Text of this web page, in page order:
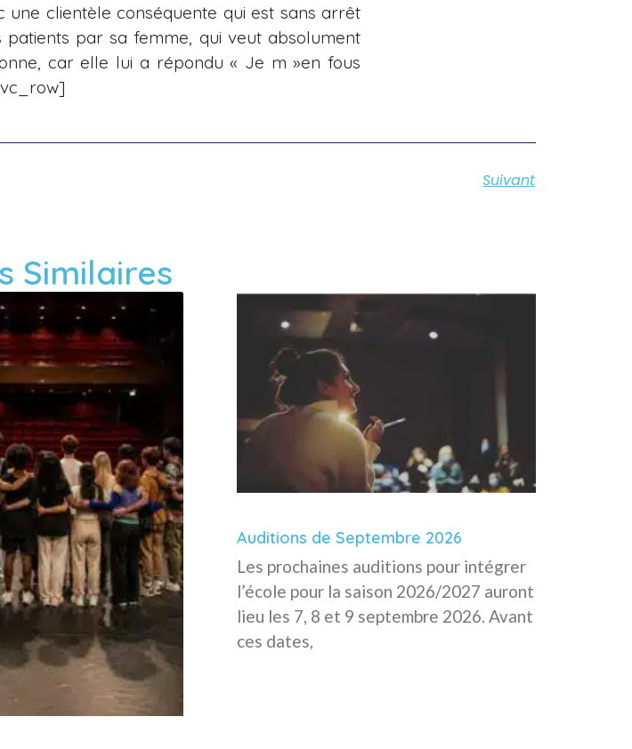
une clientèle conséquente qui est sans arrêt
par sa femme, qui veut absolument
car elle lui a répondu « Je m »en fous
Suivant
Similaires
Auditions de Septembre 2026
Les prochaines auditions pour intégrer
l’école pour la saison 2026/2027 auront
lieu les 7, 8 et 9 septembre 2026. Avant
ces dates,